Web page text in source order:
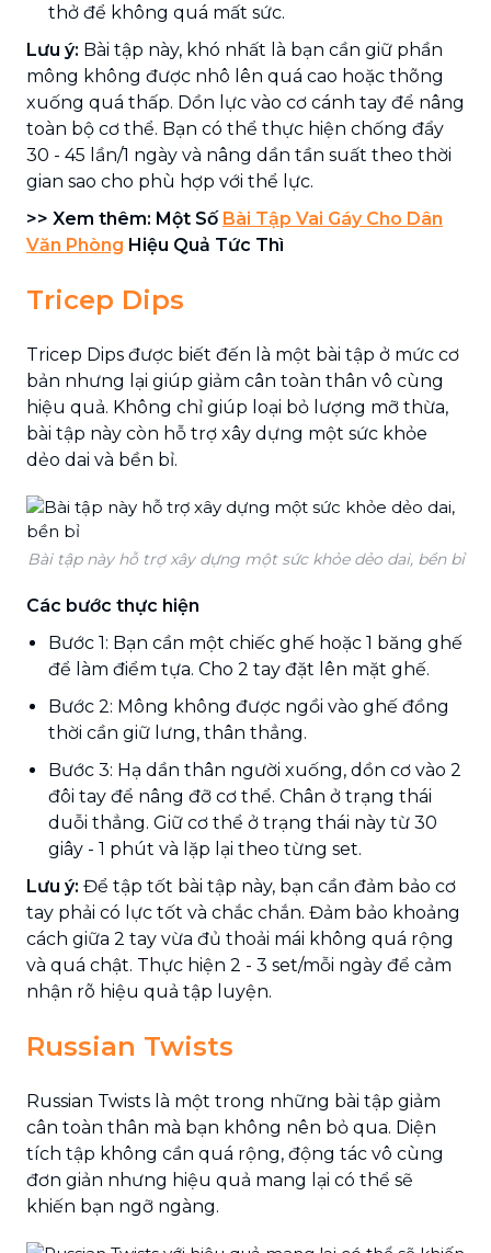
thở để không quá mất sức.
Lưu ý: Bài tập này, khó nhất là bạn cần giữ phần
mông không được nhô lên quá cao hoặc thõng
xuống quá thấp. Dồn lực vào cơ cánh tay để nâng
toàn bộ cơ thể. Bạn có thể thực hiện chống đẩy
30 - 45 lần/1 ngày và nâng dần tần suất theo thời
gian sao cho phù hợp với thể lực.
>> Xem thêm: Một Số Bài Tập Vai Gáy Cho Dân
Văn Phòng Hiệu Quả Tức Thì
Tricep Dips
Tricep Dips được biết đến là một bài tập ở mức cơ
bản nhưng lại giúp giảm cân toàn thân vô cùng
hiệu quả. Không chỉ giúp loại bỏ lượng mỡ thừa,
bài tập này còn hỗ trợ xây dựng một sức khỏe
dẻo dai và bền bỉ.
Bài tập này hỗ trợ xây dựng một sức khỏe dẻo dai, bền bỉ
Các bước thực hiện
Bước 1: Bạn cần một chiếc ghế hoặc 1 băng ghế
để làm điểm tựa. Cho 2 tay đặt lên mặt ghế.
Bước 2: Mông không được ngồi vào ghế đồng
thời cần giữ lưng, thân thẳng.
Bước 3: Hạ dần thân người xuống, dồn cơ vào 2
đôi tay để nâng đỡ cơ thể. Chân ở trạng thái
duỗi thẳng. Giữ cơ thể ở trạng thái này từ 30
giây - 1 phút và lặp lại theo từng set.
Lưu ý: Để tập tốt bài tập này, bạn cần đảm bảo cơ
tay phải có lực tốt và chắc chắn. Đảm bảo khoảng
cách giữa 2 tay vừa đủ thoải mái không quá rộng
và quá chật. Thực hiện 2 - 3 set/mỗi ngày để cảm
nhận rõ hiệu quả tập luyện.
Russian Twists
Russian Twists là một trong những bài tập giảm
cân toàn thân mà bạn không nên bỏ qua. Diện
tích tập không cần quá rộng, động tác vô cùng
đơn giản nhưng hiệu quả mang lại có thể sẽ
khiến bạn ngỡ ngàng.